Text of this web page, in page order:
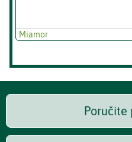
Miamor
Poručite